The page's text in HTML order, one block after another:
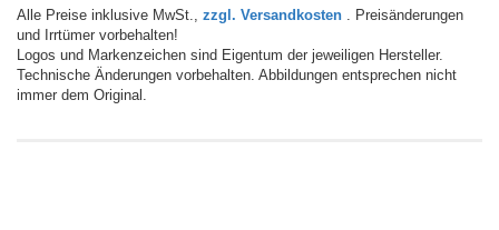
Alle Preise inklusive MwSt., zzgl. Versandkosten . Preisänderungen
und Irrtümer vorbehalten!
Logos und Markenzeichen sind Eigentum der jeweiligen Hersteller.
Technische Änderungen vorbehalten. Abbildungen entsprechen nicht
immer dem Original.